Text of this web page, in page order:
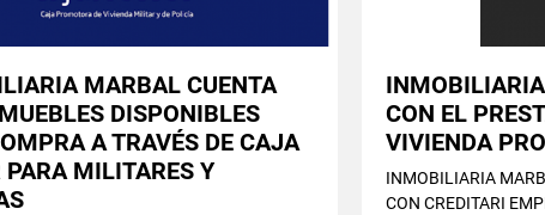
MARBAL CUENTA
DISPONIBLES
A TRAVÉS DE CAJA
PARA MILITARES Y
CON EL
VIVIENDA
INMOBILIARIA
CON CREDITARI